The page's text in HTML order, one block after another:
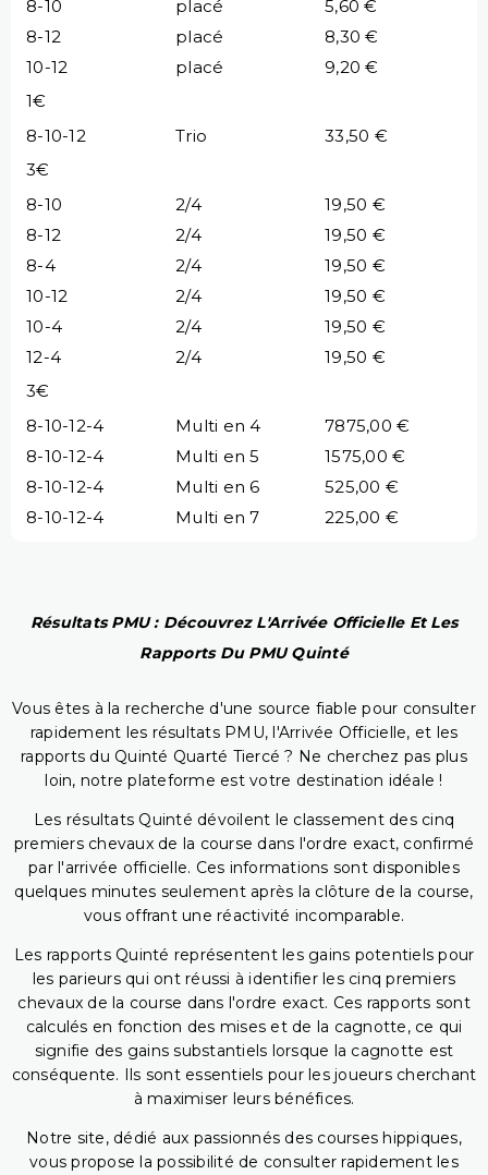
8-10 placé
5,60 €
8-12
placé
8,30 €
10-12
placé
9,20 €
1€
8-10-12
Trio
33,50 €
3€
8-10
2/4
19,50 €
8-12
2/4
19,50 €
8-4
2/4
19,50 €
10-12
2/4
19,50 €
10-4
2/4
19,50 €
12-4
2/4
19,50 €
3€
8-10-12-4
Multi en 4
7875,00 €
8-10-12-4
Multi en 5
1575,00 €
8-10-12-4
Multi en 6
525,00 €
8-10-12-4
Multi en 7 225,00 €
Résultats PMU : Découvrez L'Arrivée Officielle Et Les
Rapports Du PMU Quinté
Vous êtes à la recherche d'une source fiable pour consulter
rapidement les résultats PMU, l'Arrivée Officielle, et les
rapports du Quinté Quarté Tiercé ? Ne cherchez pas plus
loin, notre plateforme est votre destination idéale !
Les résultats Quinté dévoilent le classement des cinq
premiers chevaux de la course dans l'ordre exact, confirmé
par l'arrivée officielle. Ces informations sont disponibles
quelques minutes seulement après la clôture de la course,
vous offrant une réactivité incomparable.
Les rapports Quinté représentent les gains potentiels pour
les parieurs qui ont réussi à identifier les cinq premiers
chevaux de la course dans l'ordre exact. Ces rapports sont
calculés en fonction des mises et de la cagnotte, ce qui
signifie des gains substantiels lorsque la cagnotte est
conséquente. Ils sont essentiels pour les joueurs cherchant
à maximiser leurs bénéfices.
Notre site, dédié aux passionnés des courses hippiques,
vous propose la possibilité de consulter rapidement les